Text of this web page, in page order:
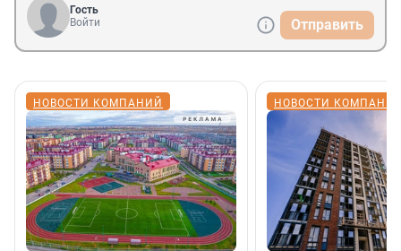
Гость
Войти
Отправить
НОВОСТИ КОМПАНИЙ НОВОСТИ